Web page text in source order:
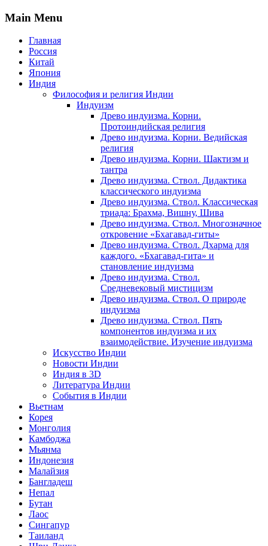
Main Menu
Главная
Россия
Китай
Япония
Индия
Философия и религия Индии
Индуизм
Древо индуизма. Корни.
Протоиндийская религия
Древо индуизма. Корни. Ведийская
религия
Древо индуизма. Корни. Шактизм и
тантра
Древо индуизма. Ствол. Дидактика
классического индуизма
Древо индуизма. Ствол. Классическая
триада: Брахма, Вишну, Шива
Древо индуизма. Ствол. Многозначное
откровение «Бхагавад-гиты»
Древо индуизма. Ствол. Дхарма для
каждого. «Бхагавад-гита» и
становление индуизма
Древо индуизма. Ствол.
Средневековый мистицизм
Древо индуизма. Ствол. О природе
индуизма
Древо индуизма. Ствол. Пять
компонентов индуизма и их
взаимодействие. Изучение индуизма
Искусство Индии
Новости Индии
Индия в 3D
Литература Индии
События в Индии
Вьетнам
Корея
Монголия
Камбоджа
Мьянма
Индонезия
Малайзия
Бангладеш
Непал
Бутан
Лаос
Сингапур
Таиланд